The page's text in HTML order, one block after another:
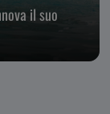
il suo